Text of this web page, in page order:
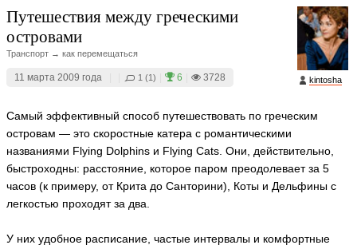
kintosha
Путешествия между греческими
островами
Транспорт → как перемещаться
11 марта 2009 года 1 (1) 6 3728
Самый эффективный способ путешествовать по греческим
островам — это скоростные катера с романтическими
названиями Flying Dolphins и Flying Cats. Они, действительно,
быстроходны: расстояние, которое паром преодолевает за 5
часов (к примеру, от Крита до Санторини), Коты и Дельфины с
легкостью проходят за два.
У них удобное расписание, частые интервалы и комфортные
Button